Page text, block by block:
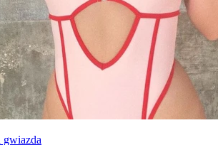
gwiazda